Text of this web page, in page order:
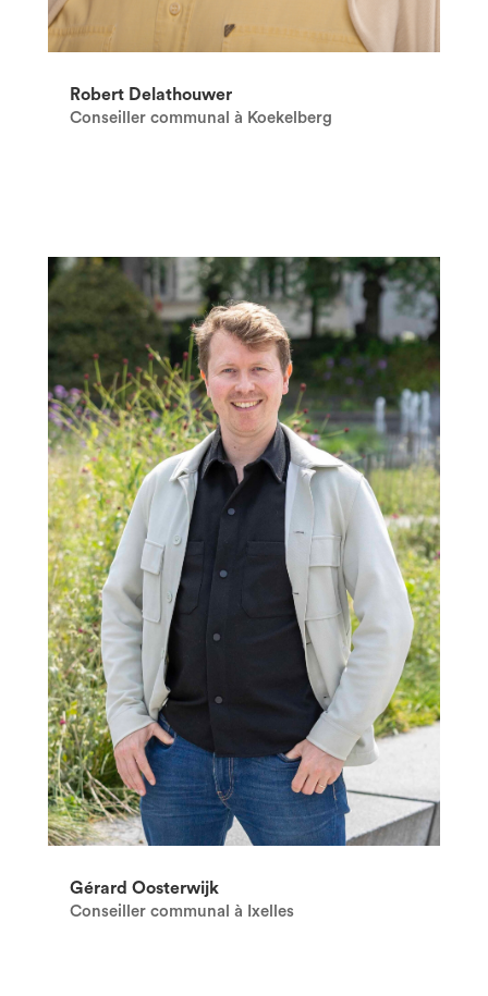
Robert Delathouwer
Conseiller communal à Koekelberg
Gérard Oosterwijk
Conseiller communal à Ixelles